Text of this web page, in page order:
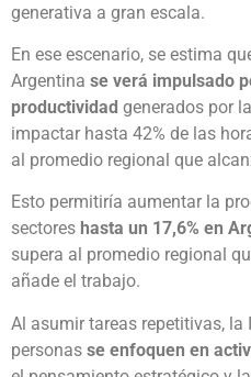
generativa a gran escala.
En ese escenario, se estima
Argentina se verá impulsado
productividad generados por
impactar hasta 42% de las
al promedio regional que
Esto permitiría aumentar la
sectores hasta un 17,6% en
supera al promedio regional
añade el trabajo.
Al asumir tareas repetitivas, la
personas se enfoquen en